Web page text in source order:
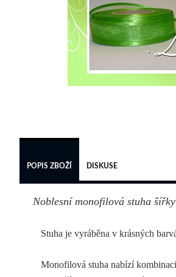
POPIS ZBOŽÍ DISKUSE
Noblesní monofilová stuha
Stuha je vyráběna v krásných
Monofilová stuha nabízí